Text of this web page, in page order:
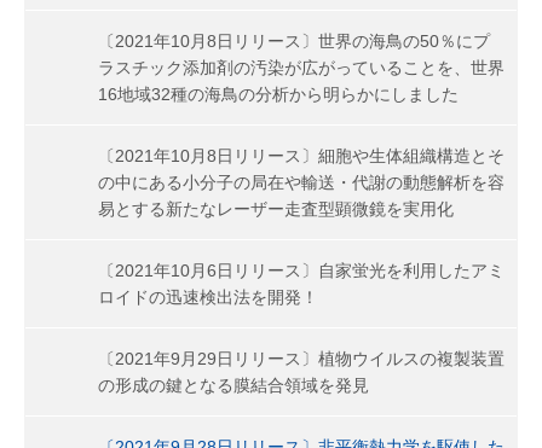
〔2021年10月8日リリース〕世界の海鳥の50％にプ
ラスチック添加剤の汚染が広がっていることを、世界
16地域32種の海鳥の分析から明らかにしました
〔2021年10月8日リリース〕細胞や生体組織構造とそ
の中にある小分子の局在や輸送・代謝の動態解析を容
易とする新たなレーザー走査型顕微鏡を実用化
〔2021年10月6日リリース〕自家蛍光を利用したアミ
ロイドの迅速検出法を開発！
〔2021年9月29日リリース〕植物ウイルスの複製装置
の形成の鍵となる膜結合領域を発見